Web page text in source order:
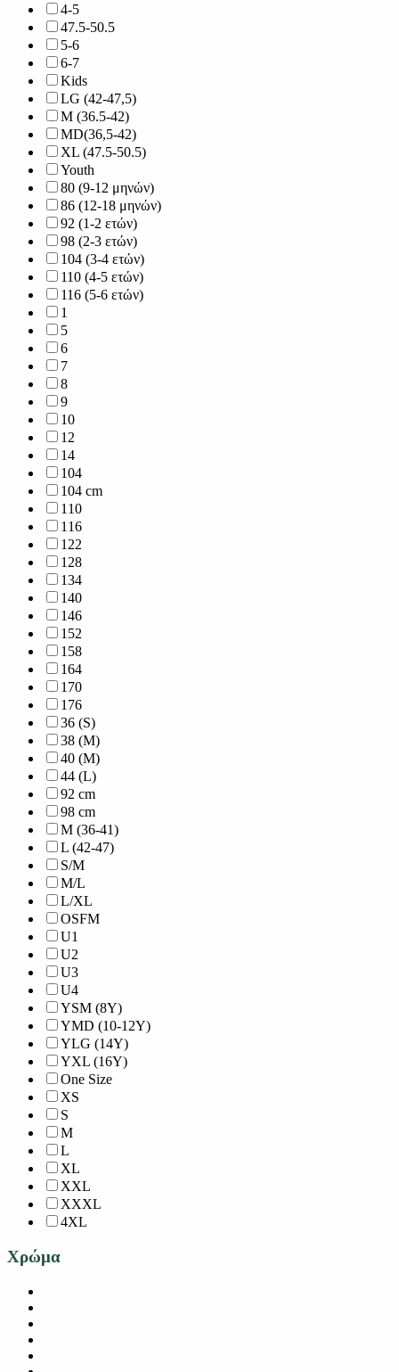
4-5
47.5-50.5
5-6
6-7
Kids
LG (42-47,5)
M (36.5-42)
MD(36,5-42)
XL (47.5-50.5)
Youth
80 (9-12 μηνών)
86 (12-18 μηνών)
92 (1-2 ετών)
98 (2-3 ετών)
104 (3-4 ετών)
110 (4-5 ετών)
116 (5-6 ετών)
1
5
6
7
8
9
10
12
14
104
104 cm
110
116
122
128
134
140
146
152
158
164
170
176
36 (S)
38 (M)
40 (M)
44 (L)
92 cm
98 cm
M (36-41)
L (42-47)
S/M
M/L
L/XL
OSFM
U1
U2
U3
U4
YSM (8Y)
YMD (10-12Y)
YLG (14Y)
YXL (16Y)
One Size
XS
S
M
L
XL
XXL
XXXL
4XL
Χρώμα